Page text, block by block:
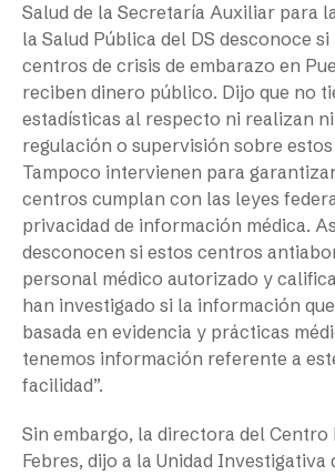
Salud de la Secretaría Auxiliar para
la Salud Pública del DS desconoce
centros de crisis de embarazo en
reciben dinero público. Dijo que no
estadísticas al respecto ni realizan
regulación o supervisión sobre
Tampoco intervienen para
centros cumplan con las leyes
privacidad de información médica.
desconocen si estos centros
personal médico autorizado y
han investigado si la información
basada en evidencia y prácticas
tenemos información referente a
facilidad”.
Sin embargo, la directora del Centro
Febres, dijo a la Unidad Investigativa